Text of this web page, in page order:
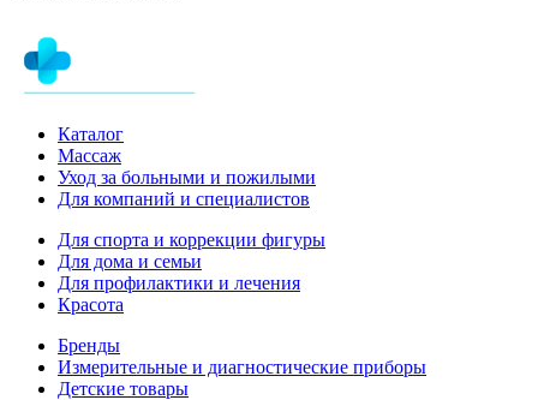
Каталог
Массаж
Уход за больными и пожилыми
Для компаний и специалистов
Для спорта и коррекции фигуры
Для дома и семьи
Для профилактики и лечения
Красота
Бренды
Измерительные и диагностические приборы
Детские товары